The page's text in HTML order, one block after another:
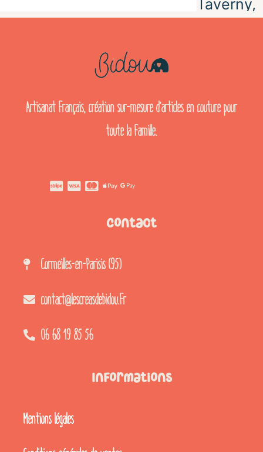
Artisanat français, création sur-mesure d’articles en couture pour
toute la famille.
Contact
Cormeilles-en-Parisis (95)
contact@lescreasdebidou.fr
06 68 19 85 56
Informations
Mentions légales